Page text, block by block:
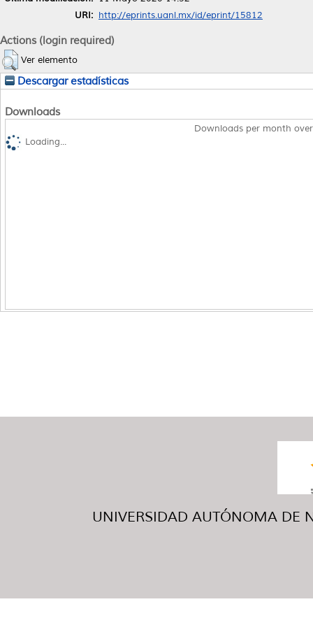
URI: http://eprints.uanl.mx/id/eprint/15812
Actions (login required)
Ver elemento
Descargar estadísticas
Downloads
Downloads per month
Loading...
UNIVERSIDAD AUTÓNOMA DE